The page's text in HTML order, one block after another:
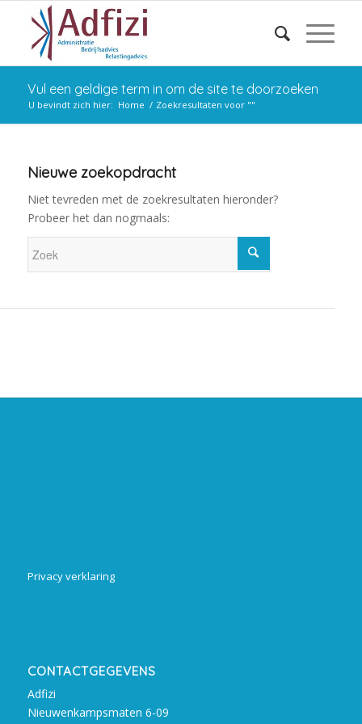
Vul een geldige term in om de site te doorzoeken
U bevindt zich hier: Home / Zoekresultaten voor ""
Nieuwe zoekopdracht
Niet tevreden met de zoekresultaten hieronder?
Probeer het dan nogmaals:
Privacy verklaring
CONTACTGEGEVENS
Adfizi
Nieuwenkampsmaten 6-09